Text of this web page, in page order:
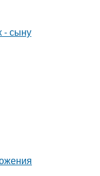
- сыну